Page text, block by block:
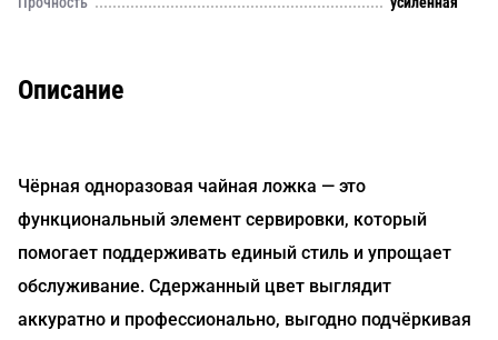
Описание
Чёрная одноразовая чайная ложка — это
функциональный элемент сервировки, который
помогает поддерживать единый стиль и упрощает
обслуживание. Сдержанный цвет выглядит
аккуратно и профессионально, выгодно подчёркивая